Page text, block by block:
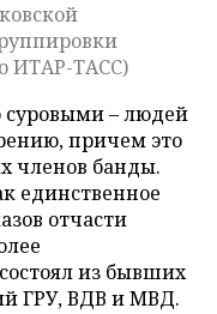
ИТАР-ТАСС)
суровыми – людей
причем это
членов банды.
единственное
отчасти
из бывших
ГРУ, ВДВ и МВД.